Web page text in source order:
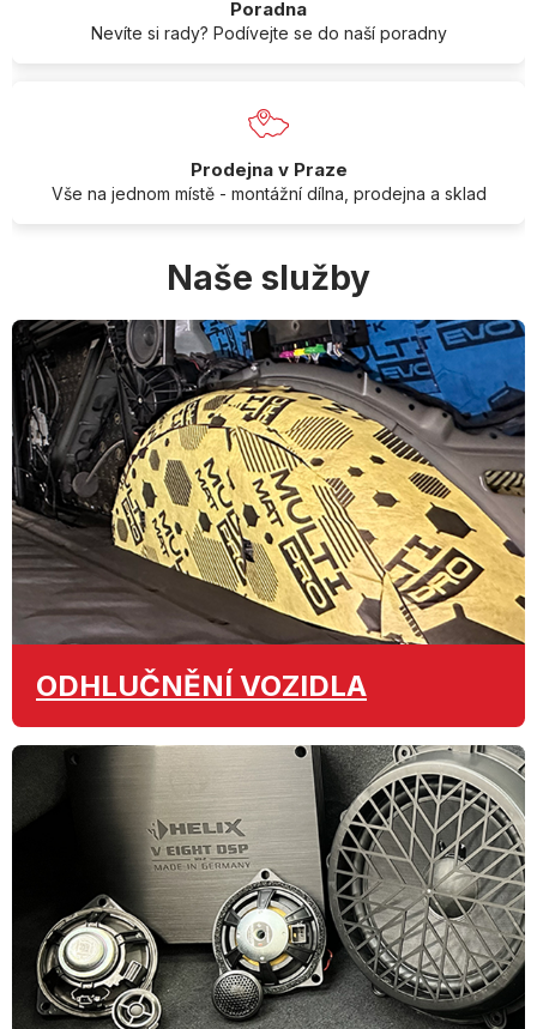
Poradna
Nevíte si rady? Podívejte se do naší poradny
Prodejna v Praze
Vše na jednom místě - montážní dílna, prodejna a sklad
Naše služby
ODHLUČNĚNÍ VOZIDLA